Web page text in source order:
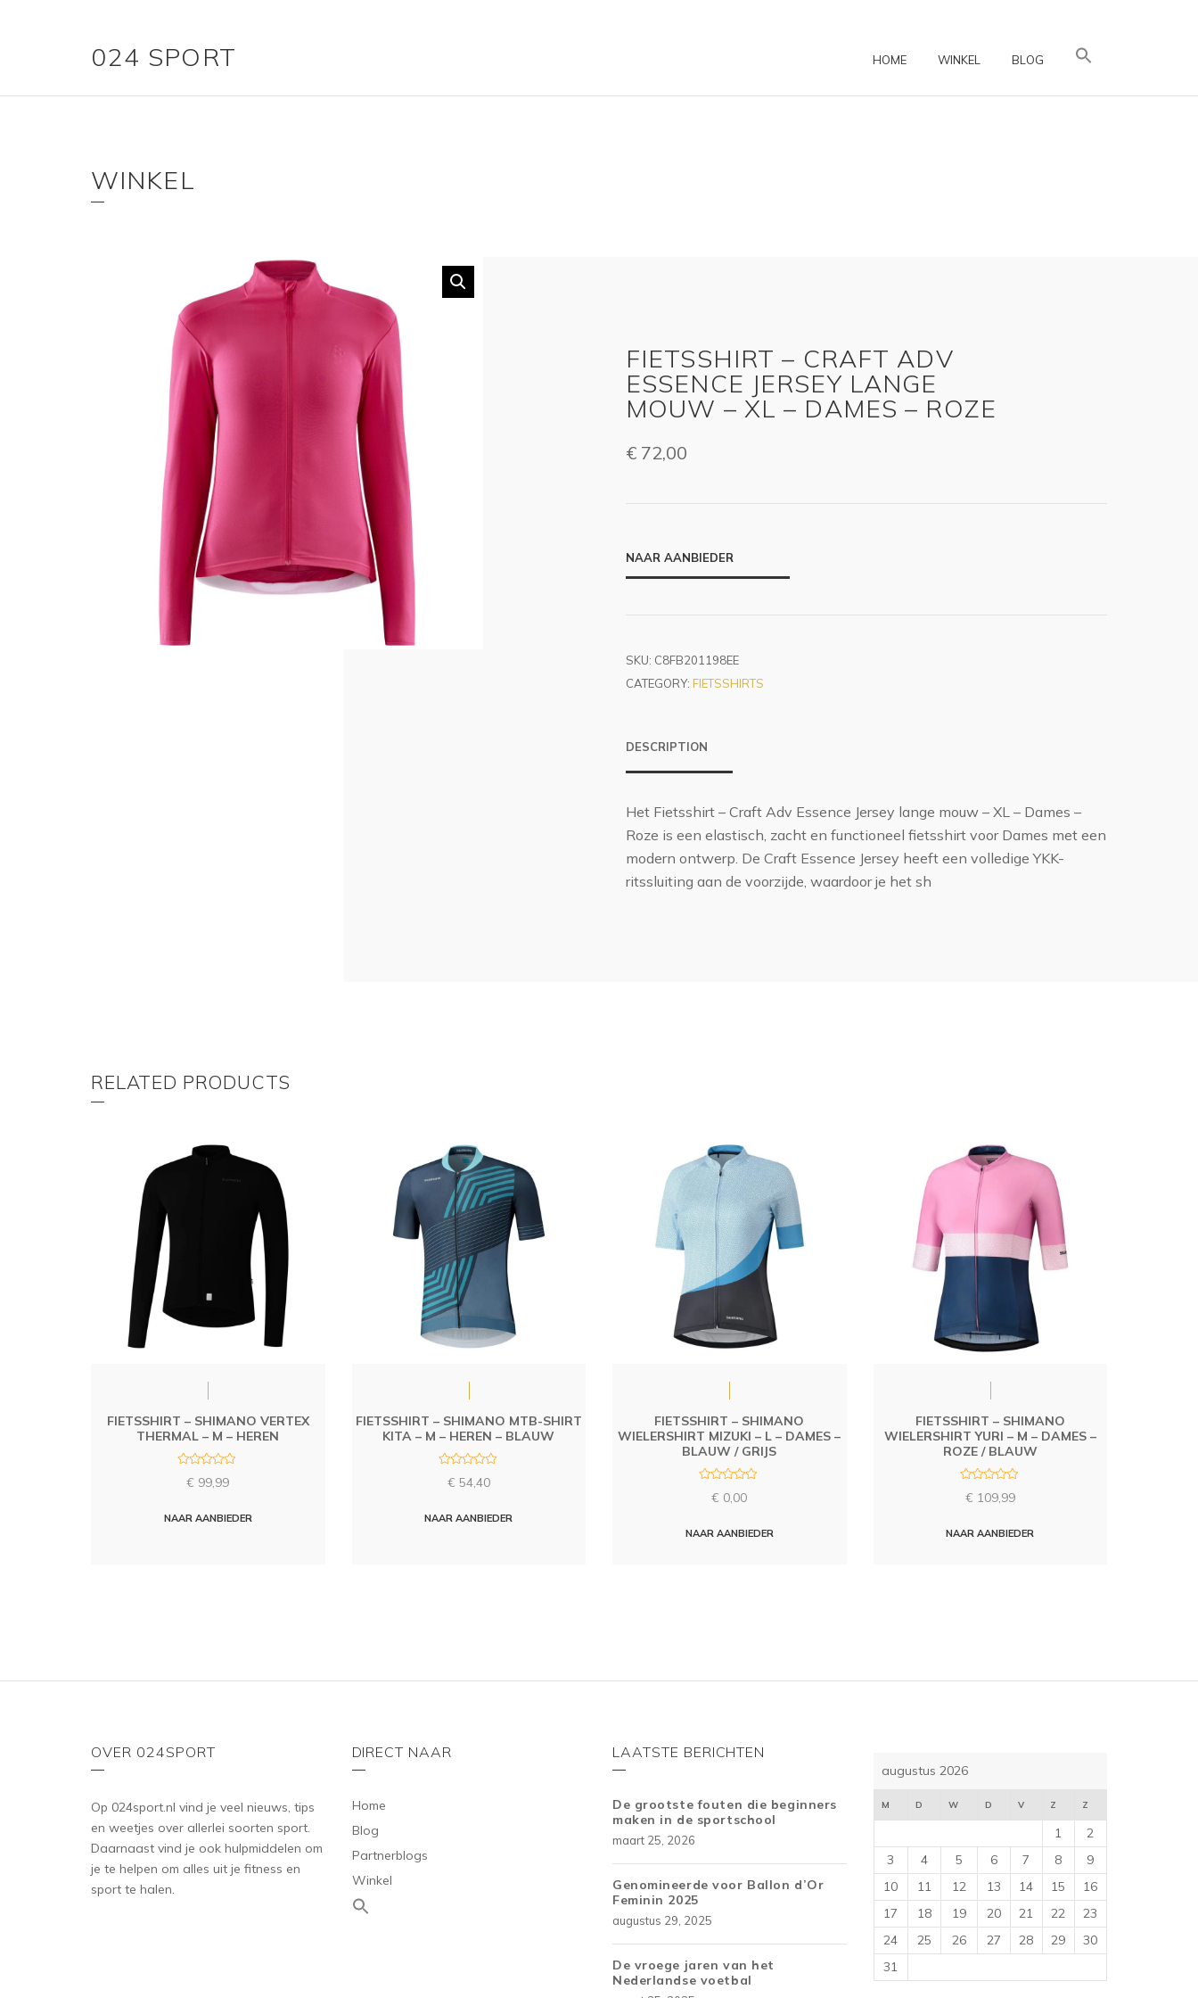
024 SPORT HOME WINKEL BLOG
WINKEL
FIETSSHIRT – CRAFT ADV
ESSENCE JERSEY LANGE
MOUW – XL – DAMES – ROZE
€ 72,00
NAAR AANBIEDER
SKU: C8FB201198EE
CATEGORY: FIETSSHIRTS
DESCRIPTION
Het Fietsshirt – Craft Adv Essence Jersey lange mouw – XL – Dames –
Roze is een elastisch, zacht en functioneel fietsshirt voor Dames met een
modern ontwerp. De Craft Essence Jersey heeft een volledige YKK-
ritssluiting aan de voorzijde, waardoor je het sh
RELATED PRODUCTS
FIETSSHIRT – SHIMANO VERTEX
THERMAL – M – HEREN
d
€ 99,99
NAAR AANBIEDER
FIETSSHIRT – SHIMANO MTB-SHIRT
KITA – M – HEREN – BLAUW
d
€ 54,40
NAAR AANBIEDER
FIETSSHIRT – SHIMANO
WIELERSHIRT MIZUKI – L – DAMES –
BLAUW / GRIJS
d
€ 0,00
NAAR AANBIEDER
FIETSSHIRT – SHIMANO
WIELERSHIRT YURI – M – DAMES –
ROZE / BLAUW
a
d
€ 109,99
NAAR AANBIEDER
OVER 024SPORT
Op 024sport.nl vind je veel nieuws, tips
en weetjes over allerlei soorten sport.
Daarnaast vind je ook hulpmiddelen om
je te helpen om alles uit je fitness en
sport te halen.
DIRECT NAAR
Home
Blog
Partnerblogs
Winkel
LAATSTE BERICHTEN
De grootste fouten die beginners
maken in de sportschool
maart 25, 2026
Genomineerde voor Ballon d’Or
Feminin 2025
augustus 29, 2025
De vroege jaren van het
Nederlandse voetbal
augustus 2026
M D W D V Z Z
1
2
3
4 5 6 7 8
9
10
11 12 13 14 15
16
17
18 19 20 21 22
23
24
25 26 27 28 29
30
31